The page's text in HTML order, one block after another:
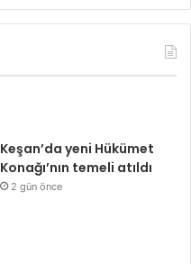
Keşan’da yeni Hükümet
Konağı’nın temeli atıldı
2 gün önce